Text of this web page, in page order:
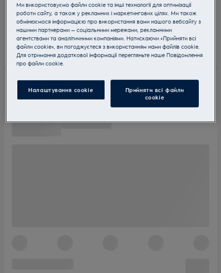
Ми використовуємо файли cookie та інші технології для оптимізації
роботи сайту, а також у рекламних і маркетингових цілях. Ми також
обмінюємося інформацією про використання вами нашого вебсайту з
нашими партнерами — соціальними мережами, рекламними
агентствами та аналітичними компаніями. Натискаючи «Прийняти всі
файли cookie», ви погоджуєтеся з використанням нами файлів cookie.
Для отримання додаткової інформації перегляньте наше Пoвідомлення
прo файли cookie.
Налаштування cookie
Прийняти всі файли
сookie